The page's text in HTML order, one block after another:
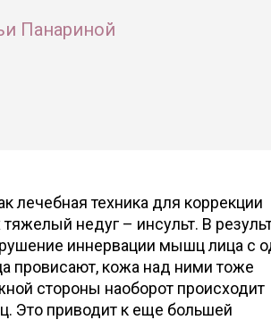
Панариной
лечебная техника для коррекции
недуг – инсульт. В
иннервации мышц лица с
провисают, кожа над ними тоже
стороны наоборот происходит
Это приводит к еще большей